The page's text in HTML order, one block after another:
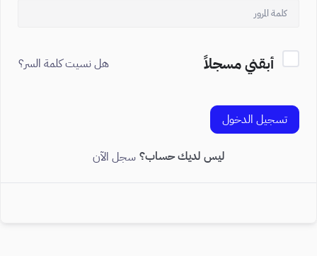
أبقني مسجلاً هل نسيت كلمة السر؟
تسجيل الدخول
ليس لديك حساب؟ سجل الآن